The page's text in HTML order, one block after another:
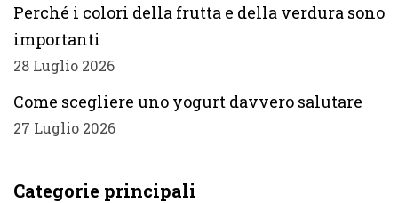
Perché i colori della frutta e della verdura sono
importanti
28 Luglio 2026
Come scegliere uno yogurt davvero salutare
27 Luglio 2026
Categorie principali